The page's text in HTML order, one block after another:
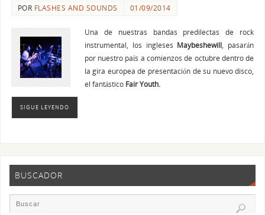
POR FLASHES AND SOUNDS 01/09/2014
Una de nuestras bandas predilectas de rock
instrumental, los ingleses Maybeshewill, pasarán
por nuestro país a comienzos de octubre dentro de
la gira europea de presentación de su nuevo disco,
el fantásticoFair Youth.
SIGUE LEYENDO
BUSCADOR